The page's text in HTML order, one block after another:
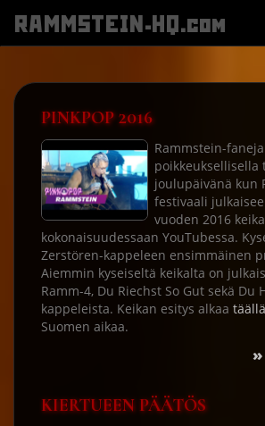
RAMMSTEIN-HQ.com
PINKPOP 2016
Rammstein-
poikkeuksellisella
joulupäivänä kun
festivaali
vuoden 2016
kokonaisuudessaan YouTubessa.
Zerstören-kappeleen ensimmäinen
Aiemmin kyseiseltä keikalta on
Ramm-4, Du Riechst So Gut sekä Du
kappeleista. Keikan esitys alkaa täällä
Suomen aikaa.
»
KIERTUEEN PÄÄTÖS